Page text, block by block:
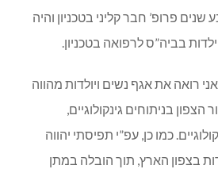
פרופ’ חבר קליני בטכניון והיה
בביה”ס לרפואה בטכניון.
אני רואה את אגף נשים ויולדות מהווה
הצפון בניתוחים גינקולוגיים,
כמו כן, עפ”י תפיסתי יהווה
בצפון הארץ, תוך הובלה במתן